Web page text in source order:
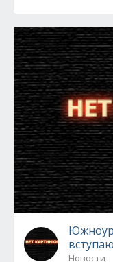
Новости